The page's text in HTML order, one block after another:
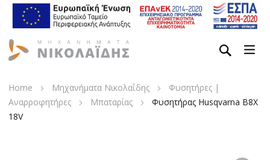
Home Μηχανήματα Νικολαΐδης
Φυσητήρες |
Αναρροφητήρες
Μπαταρίας
Φυσητήρας Husqvarna B8X
18V